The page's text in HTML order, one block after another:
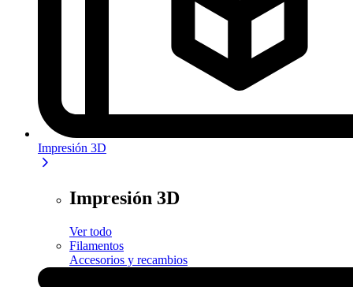
Impresión 3D
Impresión 3D
Ver todo
Filamentos
Accesorios y recambios